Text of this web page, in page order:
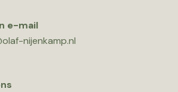
e-mail
nijenkamp.nl